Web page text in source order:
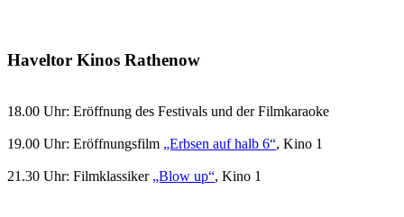
Haveltor Kinos Rathenow
18.00 Uhr: Eröffnung des Festivals und der Filmkaraoke
19.00 Uhr: Eröffnungsfilm „Erbsen auf halb 6“, Kino 1
21.30 Uhr: Filmklassiker „Blow up“, Kino 1